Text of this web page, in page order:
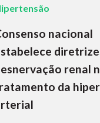
nacional
renal
da